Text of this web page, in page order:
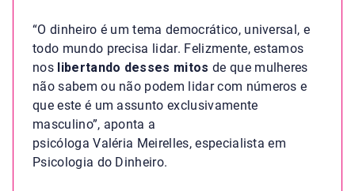
“O dinheiro é um tema democrático, universal, e
todo mundo precisa lidar. Felizmente, estamos
nos libertando desses mitos de que mulheres
não sabem ou não podem lidar com números e
que este é um assunto exclusivamente
masculino”, aponta a
psicóloga Valéria Meirelles, especialista em
Psicologia do Dinheiro.